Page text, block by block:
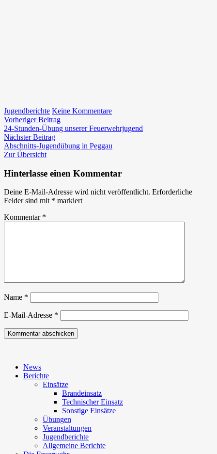
Jugendberichte Keine Kommentarezu
der
in
Beitragsnavigation
Vorheriger BeitragVorheriger
Beitrag:
24-Stunden-Übung unserer Feuerwehrjugend
Nächster BeitragNächster
Beitrag:
Abschnitts-Jugendübung in Peggau
Zur Übersicht
Hinterlasse einen Kommentar
Deine E-Mail-Adresse wird nicht veröffentlicht. Erforderliche
Felder sind mit * markiert
Kommentar *
Name *
E-Mail-Adresse *
News
Berichte
Einsätze
Brandeinsatz
Technischer Einsatz
Sonstige Einsätze
Übungen
Veranstaltungen
Jugendberichte
Allgemeine Berichte